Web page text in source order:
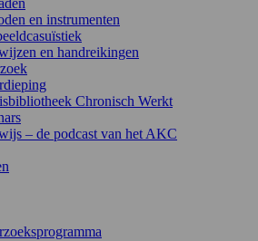
en instrumenten
en handreikingen
Chronisch Werkt
– de podcast van het AKC